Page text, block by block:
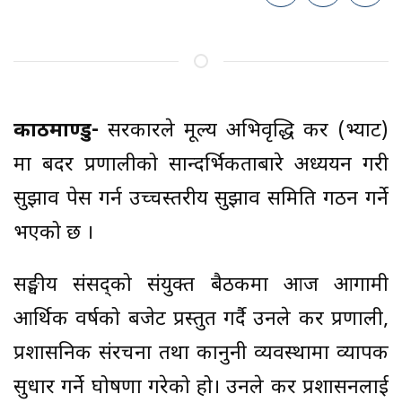
काठमाण्डु- सरकारले मूल्य अभिवृद्धि कर (भ्याट)
मा बहुदर प्रणालीको सान्दर्भिकताबारे अध्ययन गरी
सुझाव पेस गर्न उच्चस्तरीय सुझाव समिति गठन गर्ने
भएको छ ।
सङ्घीय संसद्को संयुक्त बैठकमा आज आगामी
आर्थिक वर्षको बजेट प्रस्तुत गर्दै उनले कर प्रणाली,
प्रशासनिक संरचना तथा कानुनी व्यवस्थामा व्यापक
सुधार गर्ने घोषणा गरेको हो। उनले कर प्रशासनलाई